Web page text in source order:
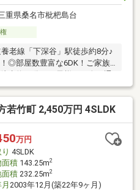
重県桑名市枇杷島台
線「下深谷」駅徒歩約8分♪
◎部屋数豊富な6DK！ご家族
の移動が便利なエリア♪・イ
3900ｍ）・業務スーパー大山
ァミリーマート西汰上店：徒
桑名東方店：徒歩約42分（約
5分（約400ｍ）・JAみえきた
若竹町 2,450万円 4SLDK
万円
4SLDK
面積143.25m2
面積232.25m2
2003年12月(築22年9ヶ月)